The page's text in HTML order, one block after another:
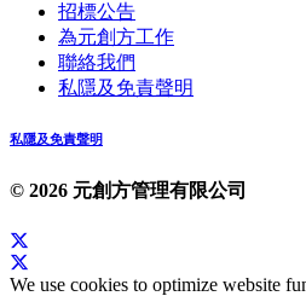
招標公告
為元創方工作
聯絡我們
私隱及免責聲明
私隱及免責聲明
© 2026 元創方管理有限公司
We use cookies to optimize website